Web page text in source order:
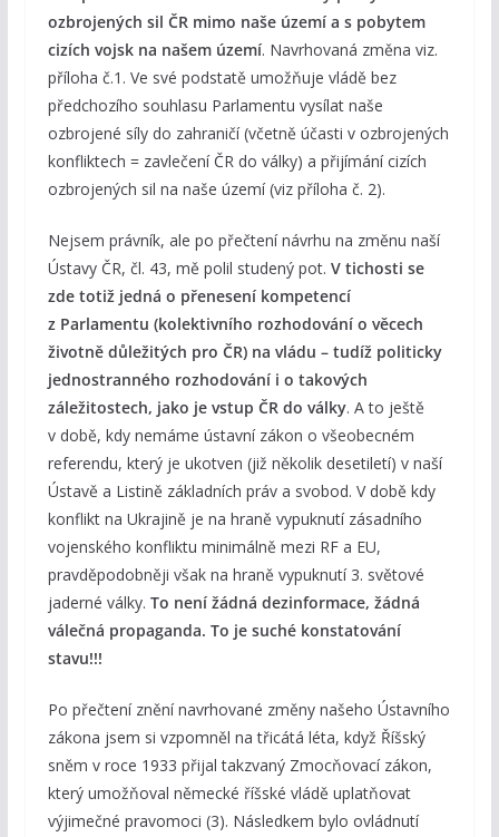
ozbrojených sil ČR mimo naše území a s pobytem
cizích vojsk na našem území. Navrhovaná změna viz.
příloha č.1. Ve své podstatě umožňuje vládě bez
předchozího souhlasu Parlamentu vysílat naše
ozbrojené síly do zahraničí (včetně účasti v ozbrojených
konfliktech = zavlečení ČR do války) a přijímání cizích
ozbrojených sil na naše území (viz příloha č. 2).
Nejsem právník, ale po přečtení návrhu na změnu naší
Ústavy ČR, čl. 43, mě polil studený pot. V tichosti se
zde totiž jedná o přenesení kompetencí
z Parlamentu (kolektivního rozhodování o věcech
životně důležitých pro ČR) na vládu – tudíž politicky
jednostranného rozhodování i o takových
záležitostech, jako je vstup ČR do války. A to ještě
v době, kdy nemáme ústavní zákon o všeobecném
referendu, který je ukotven (již několik desetiletí) v naší
Ústavě a Listině základních práv a svobod. V době kdy
konflikt na Ukrajině je na hraně vypuknutí zásadního
vojenského konfliktu minimálně mezi RF a EU,
pravděpodobněji však na hraně vypuknutí 3. světové
jaderné války. To není žádná dezinformace, žádná
válečná propaganda. To je suché konstatování
stavu!!!
Po přečtení znění navrhované změny našeho Ústavního
zákona jsem si vzpomněl na třicátá léta, když Říšský
sněm v roce 1933 přijal takzvaný Zmocňovací zákon,
který umožňoval německé říšské vládě uplatňovat
výjimečné pravomoci (3). Následkem bylo ovládnutí